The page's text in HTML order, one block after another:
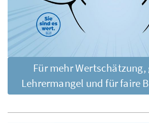
Für mehr Wertschätzung,
Lehrermangel und für faire